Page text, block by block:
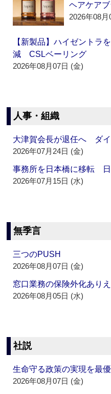
ヘアケア
2026年08
【新製品】ハイゼントラ
減 CSLベーリング
2026年08月07日 (金)
人事・組織
大津賀会長が退任へ ダイ
2026年07月24日 (金)
事務所を日本橋に移転
2026年07月15日 (水)
無季言
三つのPUSH
2026年08月07日 (金)
窓口業務の保険外化あり
2026年08月05日 (水)
社説
生命守る政策の実現を最
2026年08月07日 (金)